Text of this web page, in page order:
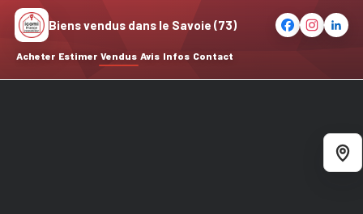
Acheter Estimer Vendus Avis Infos Contact
Biens vendus dans le Savoie (73)